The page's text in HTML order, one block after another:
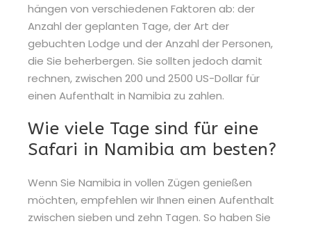
hängen von verschiedenen Faktoren ab: der
Anzahl der geplanten Tage, der Art der
gebuchten Lodge und der Anzahl der Personen,
die Sie beherbergen. Sie sollten jedoch damit
rechnen, zwischen 200 und 2500 US-Dollar für
einen Aufenthalt in Namibia zu zahlen.
Wie viele Tage sind für eine
Safari in Namibia am besten?
Wenn Sie Namibia in vollen Zügen genießen
möchten, empfehlen wir Ihnen einen Aufenthalt
zwischen sieben und zehn Tagen. So haben Sie